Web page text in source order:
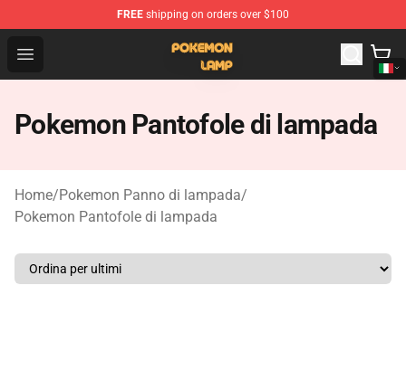
FREE shipping on orders over $100
Open menu
Pokemon Lamp Shop - The Best Store of Pokemon
Pokemon Pantofole di lampada
Home/Pokemon Panno di lampada/
Pokemon Pantofole di lampada